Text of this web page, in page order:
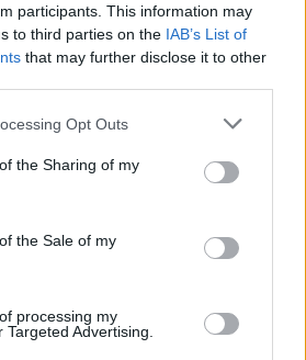
participants. This information may
to third parties on the IAB’s List of
that may further disclose it to other
Opt Outs
the Sharing of my
the Sale of my
processing my
Advertising.
τις παραδόσεις μας στις
μια ανεκτίμητη προσφορά.
είναι πάντοτε ανοιχτό για
τη συνεργασία με το Γενικό
γεγονός ότι πολλά νέα παιδιά
ιθαγένεια· έτσι μεγαλώνει η